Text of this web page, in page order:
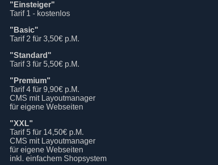
"Einsteiger"
Tarif 1 - kostenlos
"Basic"
Tarif 2 für 3,50€ p.M.
"Standard"
Tarif 3 für 5,50€ p.M.
"Premium"
Tarif 4 für 9,90€ p.M.
CMS mit Layoutmanager
für eigene Webseiten
"XXL"
Tarif 5 für 14,50€ p.M.
CMS mit Layoutmanager
für eigene Webseiten
inkl. einfachem Shopsystem